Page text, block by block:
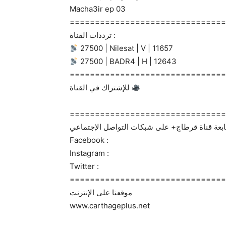
Macha3ir ep 03
ترددات القناة :
27500 | Nilesat | V | 11657
27500 | BADR4 | H | 12643
Facebook :
Instagram :
Twitter :
موقعنا على الإنترنت
www.carthageplus.net